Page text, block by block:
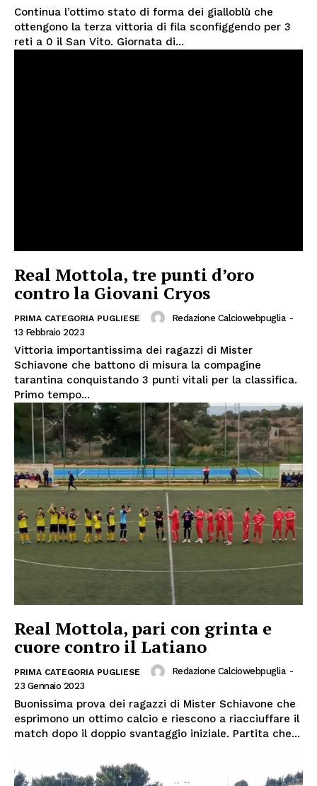
Continua l’ottimo stato di forma dei gialloblù che
ottengono la terza vittoria di fila sconfiggendo per 3
reti a 0 il San Vito. Giornata di...
Real Mottola, tre punti d’oro
contro la Giovani Cryos
PRIMA CATEGORIA PUGLIESE Redazione Calciowebpuglia -
13 Febbraio 2023
Vittoria importantissima dei ragazzi di Mister
Schiavone che battono di misura la compagine
tarantina conquistando 3 punti vitali per la classifica.
Primo tempo...
Real Mottola, pari con grinta e
cuore contro il Latiano
PRIMA CATEGORIA PUGLIESE Redazione Calciowebpuglia -
23 Gennaio 2023
Buonissima prova dei ragazzi di Mister Schiavone che
esprimono un ottimo calcio e riescono a riacciuffare il
match dopo il doppio svantaggio iniziale. Partita che...